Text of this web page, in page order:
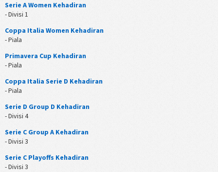
Serie A Women Kehadiran
- Divisi 1
Coppa Italia Women Kehadiran
- Piala
Primavera Cup Kehadiran
- Piala
Coppa Italia Serie D Kehadiran
- Piala
Serie D Group D Kehadiran
- Divisi 4
Serie C Group A Kehadiran
- Divisi 3
Serie C Playoffs Kehadiran
- Divisi 3